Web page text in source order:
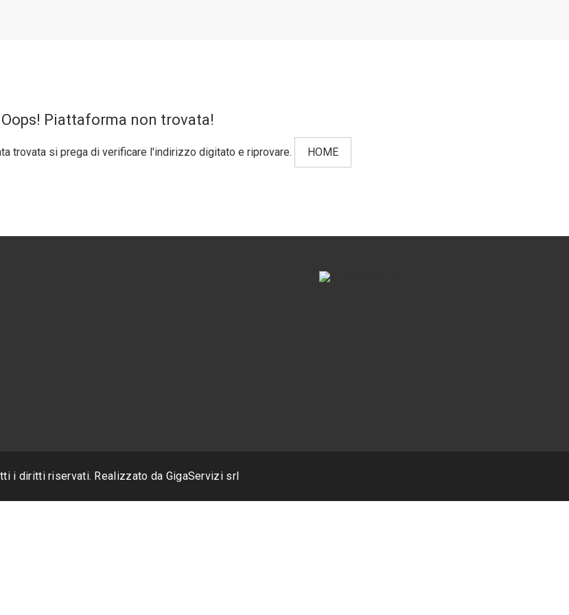
Oops! Piattaforma non trovata!
trovata si prega di verificare l'indirizzo digitato e riprovare. HOME
i diritti riservati. Realizzato da GigaServizi srl